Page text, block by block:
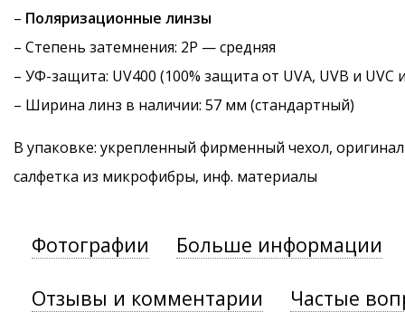
– Поляризационные линзы
– Степень затемнения: 2P — средняя
– УФ-защита: UV400 (100% защита от UVA, UVB и UVC
– Ширина линз в наличии: 57 мм (стандартный)
В упаковке: укрепленный фирменный чехол,
салфетка из микрофибры, инф. материалы
Фотографии Больше информации
Отзывы и комментарии Частые